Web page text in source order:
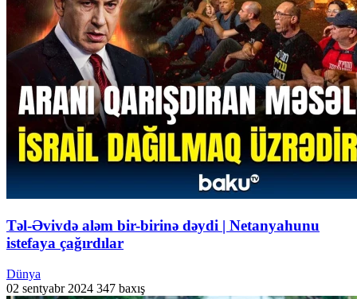
Təl-Əvivdə aləm bir-birinə dəydi | Netanyahunu
istefaya çağırdılar
Dünya
02 sentyabr 2024 347 baxış